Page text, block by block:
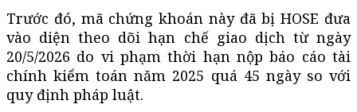
Trước đó, mã chứng khoán này đã bị HOSE đưa
vào diện theo dõi hạn chế giao dịch từ ngày
20/5/2026 do vi phạm thời hạn nộp báo cáo tài
chính kiểm toán năm 2025 quá 45 ngày so với
quy định pháp luật.